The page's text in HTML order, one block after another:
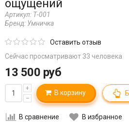
ощущений
Артикул: Т-001
Бренд: Умничка
Оставить отзыв
Сейчас просматривают 33 человека
13 500 руб
+
–
В корзину
В сравнение В избранное